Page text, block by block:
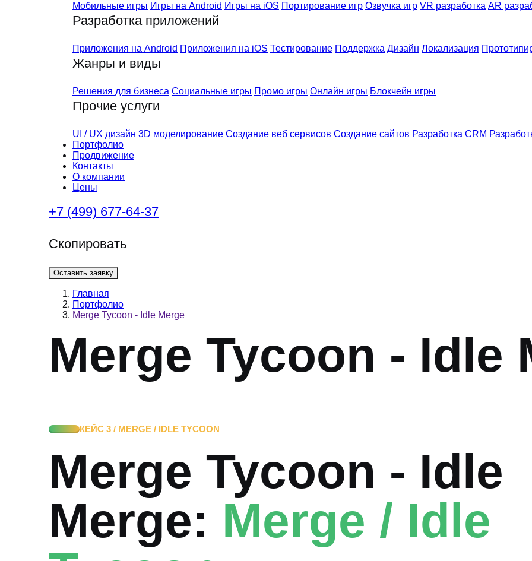
Мобильные игры Игры на Android Игры на iOS Портирование игр Озвучка игр VR разработка AR
Разработка приложений
Приложения на Android Приложения на iOS Тестирование Поддержка Дизайн Локализация
Жанры и виды
Решения для бизнеса Социальные игры Промо игры Онлайн игры Блокчейн игры
Прочие услуги
UI / UX дизайн 3D моделирование Создание веб сервисов Создание сайтов Разработка CRM
Портфолио
Продвижение
Контакты
О компании
Цены
+7 (499) 677-64-37
Скопировать
Оставить заявку
Главная
Портфолио
Merge Tycoon - Idle Merge
Merge Tycoon - Idle
КЕЙС 3 / MERGE / IDLE TYCOON
Merge Tycoon - Idle
Merge: Merge / Idle